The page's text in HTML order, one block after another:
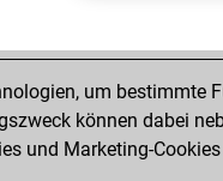
um
können dabei
und Marketing-